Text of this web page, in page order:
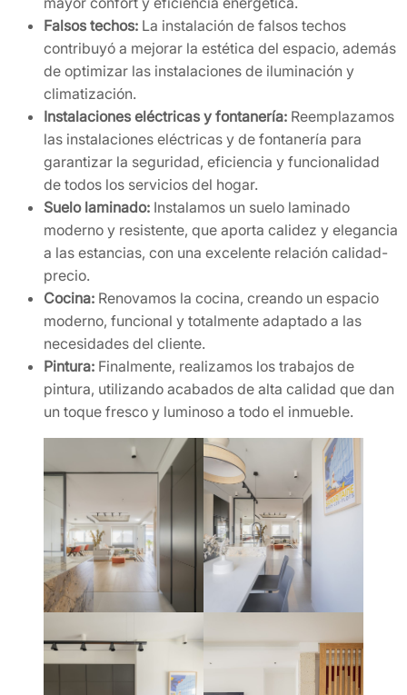
Falsos techos: La instalación de falsos techos
contribuyó a mejorar la estética del espacio, además
de optimizar las instalaciones de iluminación y
climatización.
Instalaciones eléctricas y fontanería: Reemplazamos
las instalaciones eléctricas y de fontanería para
garantizar la seguridad, eficiencia y funcionalidad
de todos los servicios del hogar.
Suelo laminado: Instalamos un suelo laminado
moderno y resistente, que aporta calidez y elegancia
a las estancias, con una excelente relación calidad-
precio.
Cocina: Renovamos la cocina, creando un espacio
moderno, funcional y totalmente adaptado a las
necesidades del cliente.
Pintura: Finalmente, realizamos los trabajos de
pintura, utilizando acabados de alta calidad que dan
un toque fresco y luminoso a todo el inmueble.